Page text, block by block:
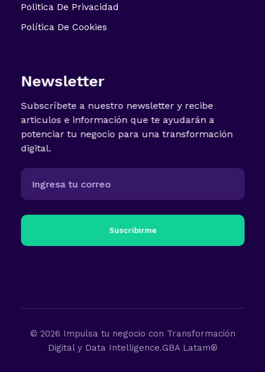
Politica De Privacidad
Política De Cookies
Newsletter
Subscríbete a nuestro newsletter y recibe
articulos e información que te ayudarán a
potenciar tu negocio para una transformación
digital.
Suscribirme
© 2026 Impulsa tu negocio con Transformación
Digital y Data Intelligence.GBA Latam®